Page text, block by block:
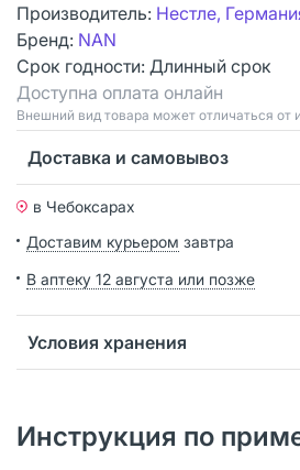
Производитель: Нестле,
Бренд: NAN
Срок годности: Длинный срок
Доступна оплата онлайн
Bнешний вид товара может отличаться от
Доставка и самовывоз
в Чебоксарах
Доставим курьером завтра
В аптеку 12 августа или позже
Условия хранения
Инструкция по